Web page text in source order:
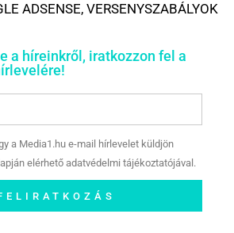
ADSENSE, VERSENYSZABÁLYOK
a híreinkről, iratkozzon fel a
a Media1.hu e-mail hírlevelet küldjön
elérhető adatvédelmi tájékoztatójával.